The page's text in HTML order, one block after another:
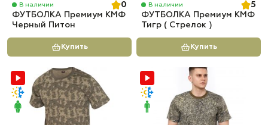
В наличии
0
ФУТБОЛКА Премиум КМФ
Черный Питон
Купить
В наличии
5
ФУТБОЛКА Премиум КМФ
Тигр ( Стрелок )
Купить